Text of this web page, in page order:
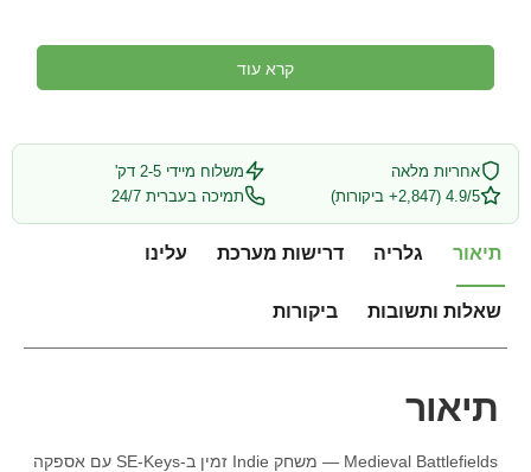
קרא עוד
אחריות מלאה
משלוח מיידי 2-5 דק'
4.9/5 (2,847+ ביקורות)
תמיכה בעברית 24/7
תיאור גלריה דרישות מערכת עלינו
שאלות ותשובות ביקורות
תיאור
Medieval Battlefields — משחק Indie זמין ב-SE-Keys עם אספקה